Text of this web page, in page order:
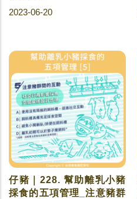
2023-06-20
仔豬｜228. 幫助離乳小豬
採食的五項管理_注意豬群